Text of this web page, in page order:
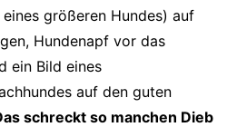
größeren Hundes) auf
Hundenapf vor das
ein Bild eines
auf den guten
schreckt so manchen Dieb